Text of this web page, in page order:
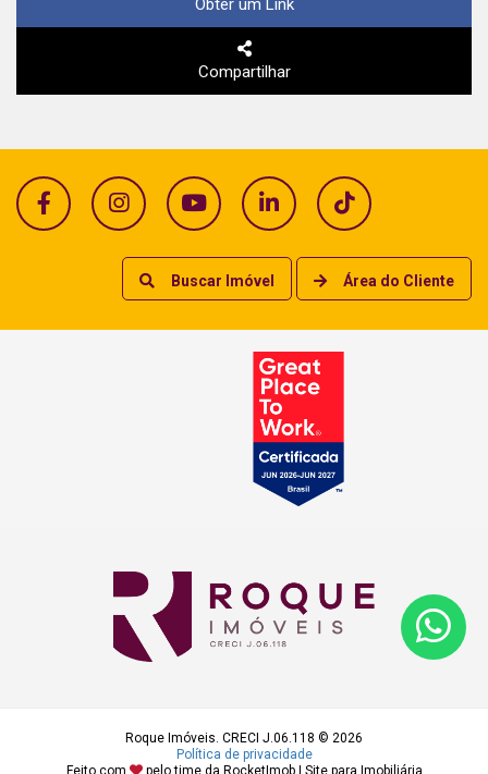
Obter um Link
Compartilhar
Buscar Imóvel Área do Cliente
Roque Imóveis. CRECI J.06.118 © 2026
Política de privacidade
Feito com
pelo time da RocketImob | Site para Imobiliária